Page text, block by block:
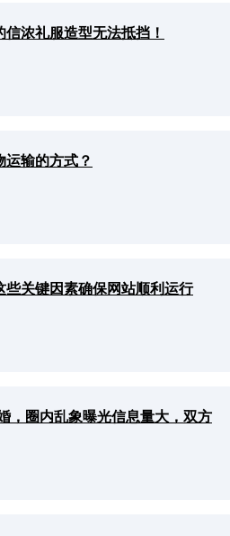
浓礼服造型无法抵挡！
运输的方式？
些关键因素确保网站顺利运行
，圈内乱象曝光信息量大，双方